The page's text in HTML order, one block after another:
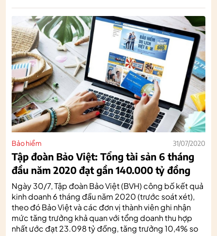
Bảo hiểm 31/07/2020
Tập đoàn Bảo Việt: Tổng tài sản 6 tháng
đầu năm 2020 đạt gần 140.000 tỷ đồng
Ngày 30/7, Tập đoàn Bảo Việt (BVH) công bố kết quả
kinh doanh 6 tháng đầu năm 2020 (trước soát xét),
theo đó Bảo Việt và các đơn vị thành viên ghi nhận
mức tăng trưởng khả quan với tổng doanh thu hợp
nhất ước đạt 23.098 tỷ đồng, tăng trưởng 10,4% so